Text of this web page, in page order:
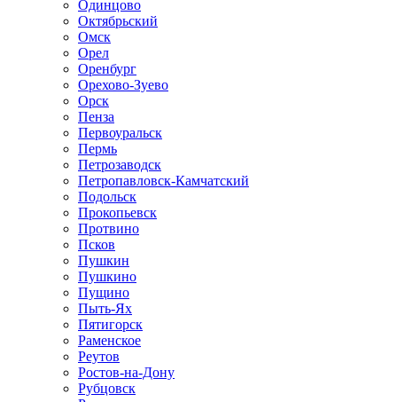
Одинцово
Октябрьский
Омск
Орел
Оренбург
Орехово-Зуево
Орск
Пенза
Первоуральск
Пермь
Петрозаводск
Петропавловск-Камчатский
Подольск
Прокопьевск
Протвино
Псков
Пушкин
Пушкино
Пущино
Пыть-Ях
Пятигорск
Раменское
Реутов
Ростов-на-Дону
Рубцовск